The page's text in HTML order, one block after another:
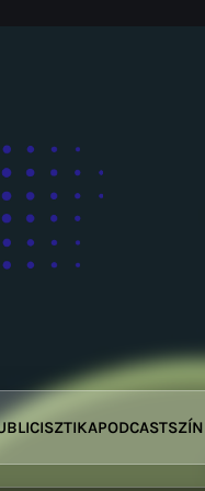
PODCAST